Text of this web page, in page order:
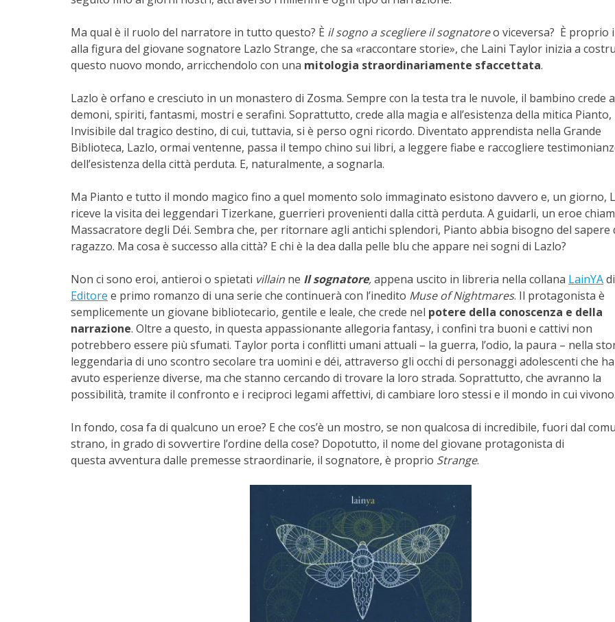
Ma qual è il ruolo del narratore in tutto questo? È il sogno a scegliere il sognatoreo viceversa? È proprio
alla figura del giovane sognatore Lazlo Strange, che sa «raccontare storie», che Laini Taylor inizia a
questo nuovo mondo, arricchendolo con una mitologia straordinariamente sfaccettata.
Lazlo è orfano e cresciuto in un monastero di Zosma. Sempre con la testa tra le nuvole, il bambino crede a
demoni, spiriti, fantasmi, mostri e serafini. Soprattutto, crede alla magia e all’esistenza della mitica Pianto,
Invisibile dal tragico destino, di cui, tuttavia, si è perso ogni ricordo. Diventato apprendista nella Grande
Biblioteca, Lazlo, ormai ventenne, passa il tempo chino sui libri, a leggere fiabe e raccogliere
dell’esistenza della città perduta. E, naturalmente, a sognarla.
Ma Pianto e tutto il mondo magico fino a quel momento solo immaginato esistono davvero e, un giorno,
riceve la visita dei leggendari Tizerkane, guerrieri provenienti dalla città perduta. A guidarli, un eroe
Massacratore degli Déi. Sembra che, per ritornare agli antichi splendori, Pianto abbia bisogno del sapere
ragazzo. Ma cosa è successo alla città? E chi è la dea dalla pelle blu che appare nei sogni di Lazlo?
Non ci sono eroi, antieroi o spietati villain ne Il sognatore,appena uscito in libreria nella collana LainYAdi
Editore e primo romanzo di una serie che continuerà con l’inedito Muse of Nightmares. Il protagonista è
semplicemente un giovane bibliotecario, gentile e leale, che crede nel potere della conoscenza e della
narrazione. Oltre a questo, in questa appassionante allegoria fantasy, i confini tra buoni e cattivi non
potrebbero essere più sfumati. Taylor porta i conflitti umani attuali – la guerra, l’odio, la paura – nella
leggendaria di uno scontro secolare tra uomini e déi, attraverso gli occhi di personaggi adolescenti che
avuto esperienze diverse, ma che stanno cercando di trovare la loro strada. Soprattutto, che avranno la
possibilità, tramite il confronto e i reciproci legami affettivi, di cambiare loro stessi e il mondo in cui vivono.
In fondo, cosa fa di qualcuno un eroe? E che cos’è un mostro, se non qualcosa di incredibile, fuori dal
strano, in grado di sovvertire l’ordine della cose? Dopotutto, il nome del giovane protagonista di
questa avventura dalle premesse straordinarie, il sognatore, è proprio Strange.